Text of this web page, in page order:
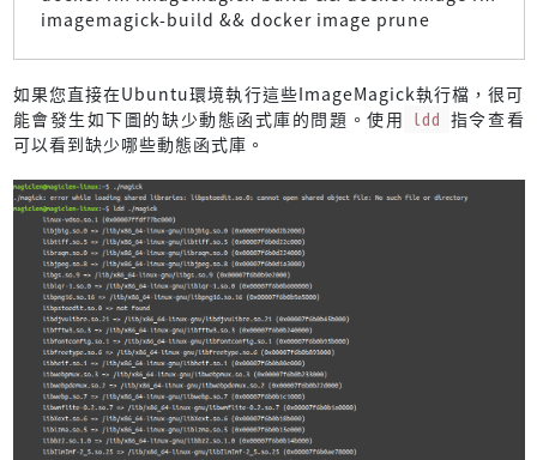
imagemagick-build && docker image prune
如果您直接在Ubuntu環境執行這些ImageMagick執行檔，很可
能會發生如下圖的缺少動態函式庫的問題。使用 ldd 指令查看
可以看到缺少哪些動態函式庫。